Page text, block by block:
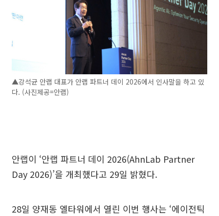
▲강석균 안랩 대표가 안랩 파트너 데이 2026에서 인사말을 하고 있
다. (사진제공=안랩)
안랩이 ‘안랩 파트너 데이 2026(AhnLab Partner
Day 2026)’을 개최했다고 29일 밝혔다.
28일 양재동 엘타워에서 열린 이번 행사는 ‘에이전틱